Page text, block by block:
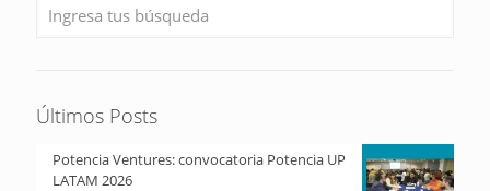
Últimos Posts
Potencia Ventures: convocatoria Potencia UP
LATAM 2026